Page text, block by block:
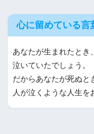
心に留めている言
あなたが生まれたとき
泣いていたでしょう。
だからあなたが死ぬと
人が泣くような人生を